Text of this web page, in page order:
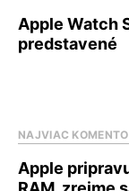
Apple Watch
predstavené
NAJVIAC
Apple